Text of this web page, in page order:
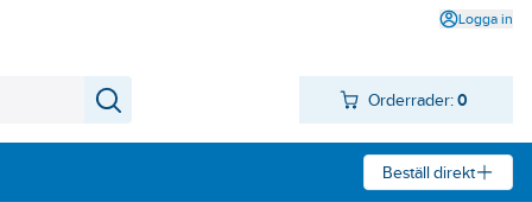
Logga in
Orderrader: 0
Beställ direkt